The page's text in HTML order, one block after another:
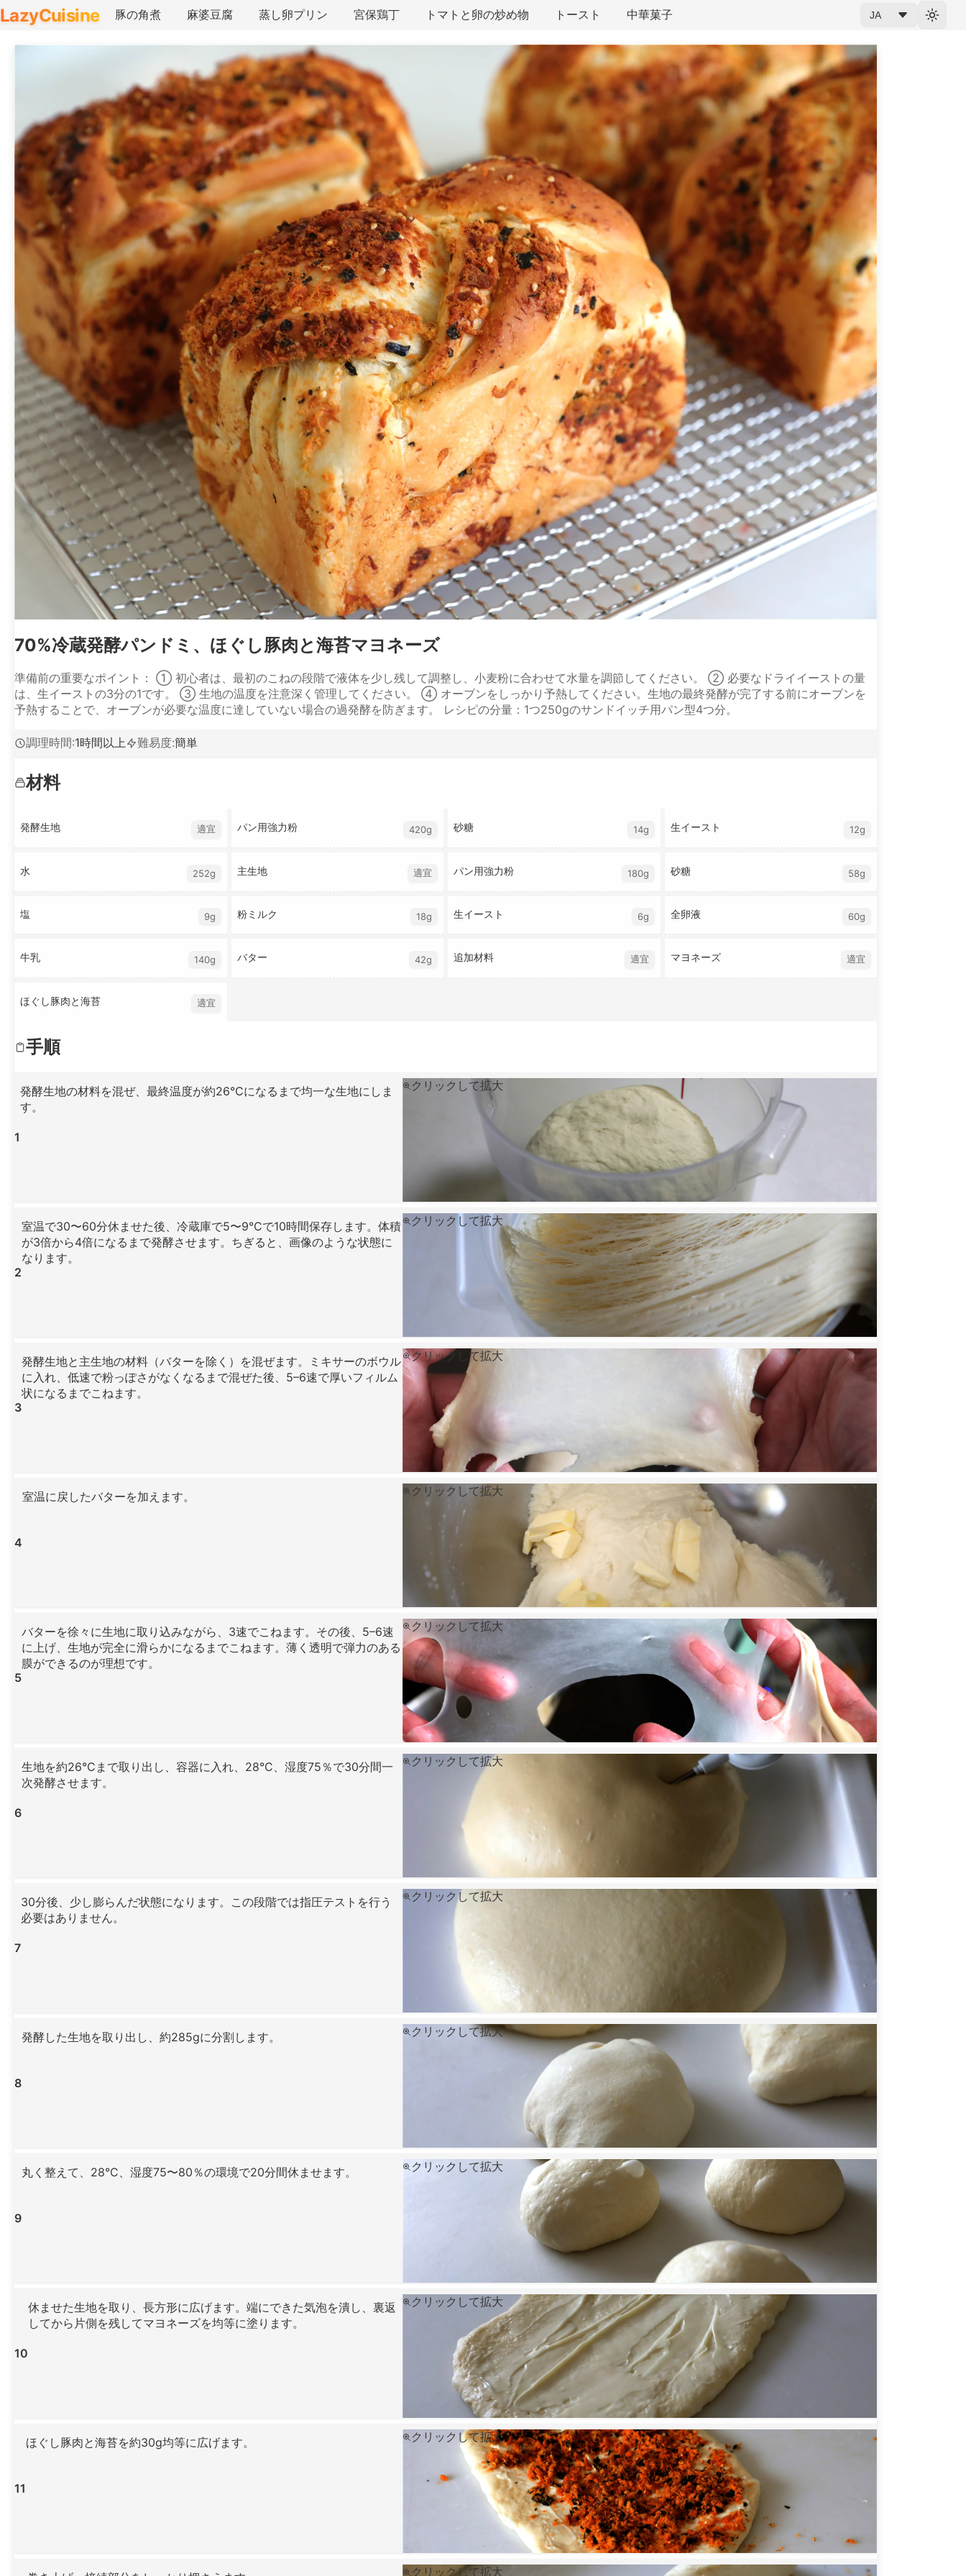
LazyCuisine 豚の角煮 麻婆豆腐 蒸し卵プリン 宮保鶏丁 トマトと卵の炒め物 トースト 中華菓子 JA
70%冷蔵発酵パンドミ、ほぐし豚肉と海苔マヨネーズ
準備前の重要なポイント： ① 初心者は、最初のこねの段階で液体を少し残して調整し、小麦粉に合わせて水量を調節してください。 ② 必要なドライイーストの量
は、生イーストの3分の1です。 ③ 生地の温度を注意深く管理してください。 ④ オーブンをしっかり予熱してください。生地の最終発酵が完了する前にオーブンを
予熱することで、オーブンが必要な温度に達していない場合の過発酵を防ぎます。 レシピの分量：1つ250gのサンドイッチ用パン型4つ分。
調理時間:1時間以上 難易度:簡単
材料
発酵生地 適宜 パン用強力粉 420g 砂糖 14g 生イースト 12g
水 252g 主生地 適宜 パン用強力粉 180g 砂糖 58g
塩 9g 粉ミルク 18g 生イースト 6g 全卵液 60g
牛乳 140g バター 42g 追加材料 適宜 マヨネーズ 適宜
ほぐし豚肉と海苔 適宜
手順
1
発酵生地の材料を混ぜ、最終温度が約26°Cになるまで均一な生地にしま
す。
クリックして拡大
2
室温で30〜60分休ませた後、冷蔵庫で5〜9°Cで10時間保存します。体積
が3倍から4倍になるまで発酵させます。ちぎると、画像のような状態に
なります。
クリックして拡大
3
発酵生地と主生地の材料（バターを除く）を混ぜます。ミキサーのボウル
に入れ、低速で粉っぽさがなくなるまで混ぜた後、5–6速で厚いフィルム
状になるまでこねます。
クリックして拡大
4
室温に戻したバターを加えます。 クリックして拡大
5
バターを徐々に生地に取り込みながら、3速でこねます。その後、5–6速
に上げ、生地が完全に滑らかになるまでこねます。薄く透明で弾力のある
膜ができるのが理想です。
クリックして拡大
6
生地を約26°Cまで取り出し、容器に入れ、28°C、湿度75％で30分間一
次発酵させます。
クリックして拡大
7
30分後、少し膨らんだ状態になります。この段階では指圧テストを行う
必要はありません。
クリックして拡大
8
発酵した生地を取り出し、約285gに分割します。 クリックして拡大
9
丸く整えて、28°C、湿度75〜80％の環境で20分間休ませます。 クリックして拡大
10
休ませた生地を取り、長方形に広げます。端にできた気泡を潰し、裏返
してから片側を残してマヨネーズを均等に塗ります。
クリックして拡大
11
ほぐし豚肉と海苔を約30g均等に広げます。 クリックして拡大
クリックして拡大